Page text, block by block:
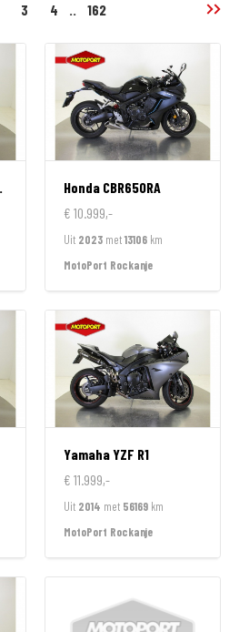
3 4 .. 162
Honda CBR650RA
€ 10.999,-
Uit 2023 met13106 km
MotoPort Rockanje
YamahaYZF R1
€ 11.999,-
Uit 2014 met 56169 km
MotoPort Rockanje